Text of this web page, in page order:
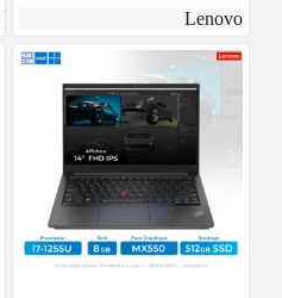
Lenovo